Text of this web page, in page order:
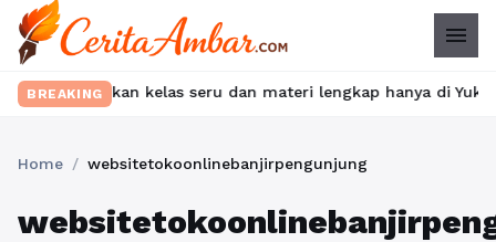
menu
BREAKINGkelas seru dan materi lengkap hanya di
Home / websitetokoonlinebanjirpengunjung